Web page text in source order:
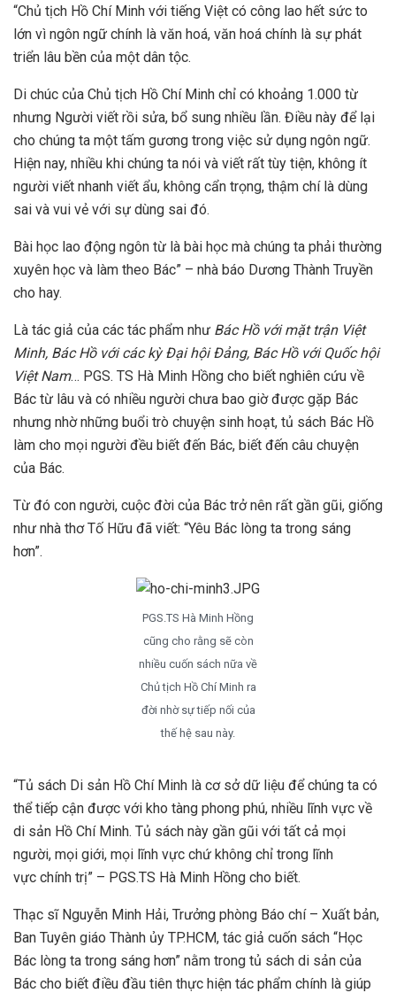
“Chủ tịch Hồ Chí Minh với tiếng Việt có công lao hết sức to
lớn vì ngôn ngữ chính là văn hoá, văn hoá chính là sự phát
triển lâu bền của một dân tộc.
Di chúc của Chủ tịch Hồ Chí Minh chỉ có khoảng 1.000 từ
nhưng Người viết rồi sửa, bổ sung nhiều lần. Điều này để lại
cho chúng ta một tấm gương trong việc sử dụng ngôn ngữ.
Hiện nay, nhiều khi chúng ta nói và viết rất tùy tiện, không ít
người viết nhanh viết ẩu, không cẩn trọng, thậm chí là dùng
sai và vui vẻ với sự dùng sai đó.
Bài học lao động ngôn từ là bài học mà chúng ta phải thường
xuyên học và làm theo Bác” – nhà báo Dương Thành Truyền
cho hay.
Là tác giả của các tác phẩm như Bác Hồ với mặt trận Việt
Minh, Bác Hồ với các kỳ Đại hội Đảng, Bác Hồ với Quốc hội
Việt Nam… PGS. TS Hà Minh Hồng cho biết nghiên cứu về
Bác từ lâu và có nhiều người chưa bao giờ được gặp Bác
nhưng nhờ những buổi trò chuyện sinh hoạt, tủ sách Bác Hồ
làm cho mọi người đều biết đến Bác, biết đến câu chuyện
của Bác.
Từ đó con người, cuộc đời của Bác trở nên rất gần gũi, giống
như nhà thơ Tố Hữu đã viết: “Yêu Bác lòng ta trong sáng
hơn”.
PGS.TS Hà Minh Hồng
cũng cho rằng sẽ còn
nhiều cuốn sách nữa về
Chủ tịch Hồ Chí Minh ra
đời nhờ sự tiếp nối của
thế hệ sau này.
“Tủ sách Di sản Hồ Chí Minh là cơ sở dữ liệu để chúng ta có
thể tiếp cận được với kho tàng phong phú, nhiều lĩnh vực về
di sản Hồ Chí Minh. Tủ sách này gần gũi với tất cả mọi
người, mọi giới, mọi lĩnh vực chứ không chỉ trong lĩnh
vực chính trị” – PGS.TS Hà Minh Hồng cho biết.
Thạc sĩ Nguyễn Minh Hải, Trưởng phòng Báo chí – Xuất bản,
Ban Tuyên giáo Thành ủy TP.HCM, tác giả cuốn sách “Học
Bác lòng ta trong sáng hơn” nằm trong tủ sách di sản của
Bác cho biết điều đầu tiên thực hiện tác phẩm chính là giúp